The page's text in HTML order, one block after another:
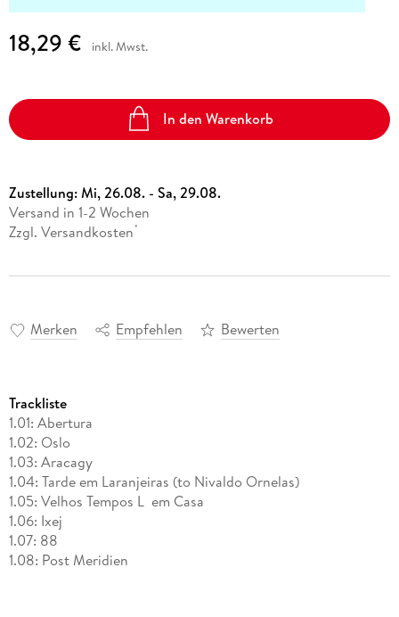
18,29 € inkl. Mwst.
In den Warenkorb
Zustellung:Mi, 26.08. - Sa, 29.08.
Versand in 1-2 Wochen
Zzgl. Versandkosten *
Merken Empfehlen Bewerten
Trackliste
1.01: Abertura
1.02: Oslo
1.03: Aracagy
1.04: Tarde em Laranjeiras (to Nivaldo Ornelas)
1.05: Velhos Tempos L em Casa
1.06: Ixej
1.07: 88
1.08: Post Meridien